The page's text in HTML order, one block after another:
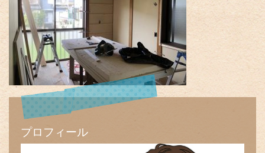
プロフィール